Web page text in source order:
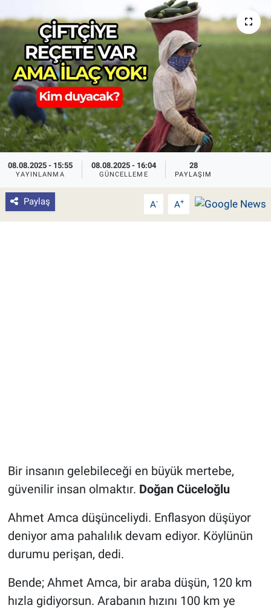
08.08.2025 - 15:55
YAYINLANMA
08.08.2025 - 16:04
GÜNCELLEME
28
PAYLAŞIM
Paylaş A- A+
Bir insanın gelebileceği en büyük mertebe,
güvenilir insan olmaktır. Doğan Cüceloğlu
Ahmet Amca düşünceliydi. Enflasyon düşüyor
deniyor ama pahalılık devam ediyor. Köylünün
durumu perişan, dedi.
Bende; Ahmet Amca, bir araba düşün, 120 km
hızla gidiyorsun. Arabanın hızını 100 km ye
Pankobirlik
Et fiyatları
Tarım Bilgisi
Yetiştirici Soruyor
Dünyada Tarım
Üretici Birlikleri
Şeker ve Şekerli Mamüller